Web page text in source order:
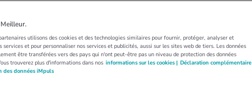
intensif contre la
utilisons des cookies et des technologies similaires pour fournir, protéger, analyser et
services et pour personnaliser nos services et publicités, aussi sur les sites web de tiers. Les données
être transférées vers des pays qui n'ont peut-être pas un niveau de protection des données
trouverez plus d'informations dans nos informations sur les cookies | Déclaration complémentaire
des données iMpuls